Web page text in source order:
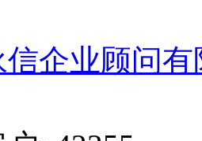
企业顾问有